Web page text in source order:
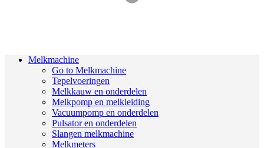
Melkmachine
Go to Melkmachine
Tepelvoeringen
Melkkauw en onderdelen
Melkpomp en melkleiding
Vacuumpomp en onderdelen
Pulsator en onderdelen
Slangen melkmachine
Melkmeters